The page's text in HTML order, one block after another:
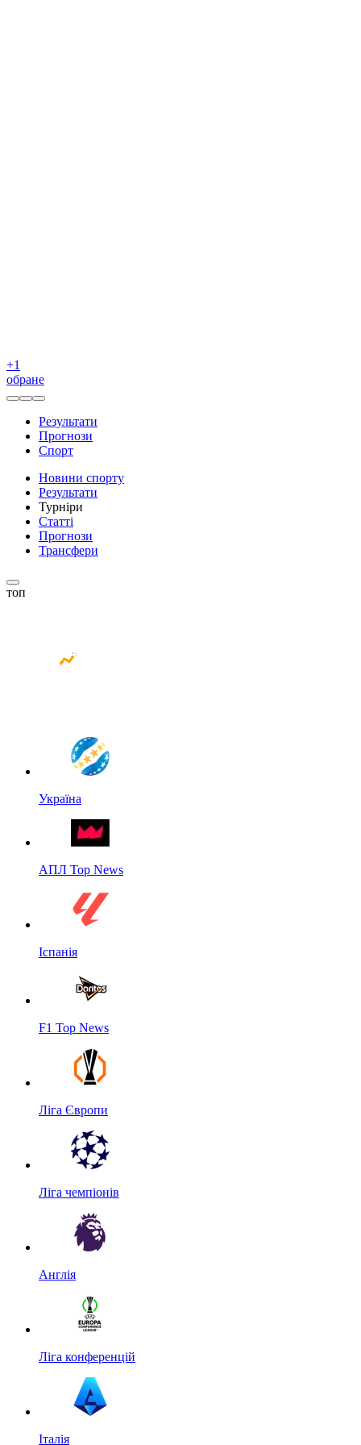
+1
обране
Результати
Прогнози
Спорт
Новини спорту
Результати
Турніри
Статті
Прогнози
Трансфери
топ
Україна
АПЛ Top News
Іспанія
F1 Top News
Ліга Європи
Ліга чемпіонів
Англія
Ліга конференцій
Італія